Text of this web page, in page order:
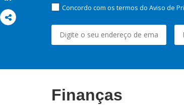
Concordo com os termos do Aviso de
Finanças